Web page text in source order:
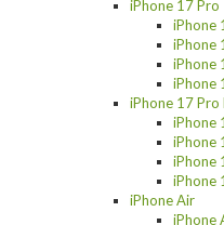
iPhone 17 Pro
iPhone
iPhone
iPhone
iPhone
iPhone 17 Pro
iPhone
iPhone
iPhone
iPhone
iPhone Air
iPhone